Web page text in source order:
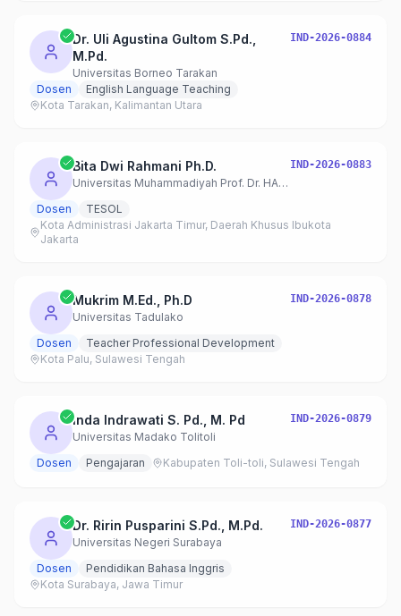
Dr. Uli Agustina Gultom S.Pd.,
M.Pd.
Universitas Borneo Tarakan
IND-2026-0884
Dosen
English Language Teaching
Kota Tarakan, Kalimantan Utara
Bita Dwi Rahmani Ph.D.
Universitas Muhammadiyah Prof. Dr. HAMKA – S1 Pendidikan Bahasa Inggris
IND-2026-0883
Dosen
TESOL
Kota Administrasi Jakarta Timur, Daerah Khusus Ibukota
Jakarta
Mukrim M.Ed., Ph.D
Universitas Tadulako
IND-2026-0878
Dosen
Teacher Professional Development
Kota Palu, Sulawesi Tengah
Inda Indrawati S. Pd., M. Pd
Universitas Madako Tolitoli
IND-2026-0879
Dosen Pengajaran Kabupaten Toli-toli, Sulawesi Tengah
Dr. Ririn Pusparini S.Pd., M.Pd.
Universitas Negeri Surabaya
IND-2026-0877
Dosen
Pendidikan Bahasa Inggris
Kota Surabaya, Jawa Timur